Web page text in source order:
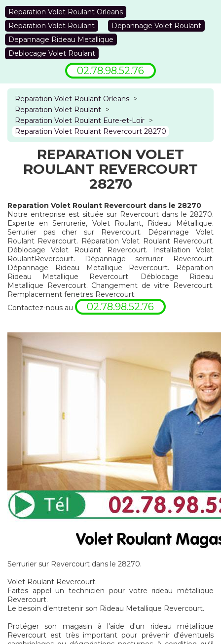
Reparation Volet Roulant Orleans
Reparation Volet Roulant
Depannage Volet Roulant
Depannage Rideau Metallique
Deblocage Volet Roulant
02.78.98.52.76
Reparation Volet Roulant Orleans >
Reparation Volet Roulant >
Reparation Volet Roulant Eure-et-Loir >
Reparation Volet Roulant Revercourt 28270
REPARATION VOLET
ROULANT REVERCOURT
28270
Reparation Volet Roulant Revercourt dans le 28270.
Notre entreprise est située sur Revercourt dans le 28270.
Experte en Serrurerie, Volet Roulant, Rideau Métallique.
Serrurier pas cher sur Revercourt. Dépannage Volet
Roulant Revercourt. Réparation Volet Roulant Revercourt.
Déblocage Volet Roulant Revercourt. Installation Volet
RoulantRevercourt. Dépannage serrurier Revercourt.
Dépannage Rideau Metallique Revercourt. Réparation
Rideau Metallique Revercourt. Déblocage Rideau
Metallique Revercourt. Changement de vitre Revercourt.
Remplacement fenetres Revercourt.
Contactez-nous au
02.78.98.52.76
Serrurier sur Revercourt dans le 28270.
Volet Roulant Revercourt.
Faites appel un technicien pour votre rideau métallique
Revercourt.
Le besoin d'entretenir son Rideau Metallique Revercourt.
Protéger son magasin à l'aide d'un rideau métallique
Revercourt est très important pour prévenir d'éventuels